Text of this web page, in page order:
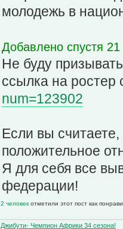
молодежь в
Добавлено спустя
Не буду
ссылка на ростер
num=123902
Если вы
положительное
Я для себя все
федерации!
2 человек отметили этот пост как
Джибути- Чемпион Африки 34 сезона!